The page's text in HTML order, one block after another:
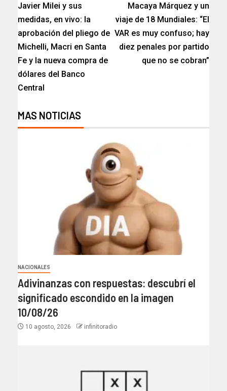
Javier Milei y sus
medidas, en vivo: la
aprobación del pliego de
Michelli, Macri en Santa
Fe y la nueva compra de
dólares del Banco
Central
Macaya Márquez y un
viaje de 18 Mundiales: “El
VAR es muy confuso; hay
diez penales por partido
que no se cobran”
MAS NOTICIAS
NACIONALES
Adivinanzas con respuestas: descubrí el
significado escondido en la imagen
10/08/26
10 agosto, 2026 infinitoradio